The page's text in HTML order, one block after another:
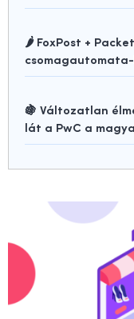
🌶️ FoxPost +
🍇 Változatlan
lát a PwC a